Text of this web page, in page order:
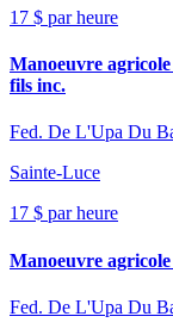
17 $ par heure
Manoeuvre
fils inc.
Fed. De L'Upa Du
Sainte-Luce
17 $ par heure
Manoeuvre
Fed. De L'Upa Du